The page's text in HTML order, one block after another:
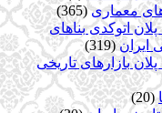
معماری (365)
پلان اتوکدی بناهای
ایران (319)
پلان بازارهای تاریخی
(20)